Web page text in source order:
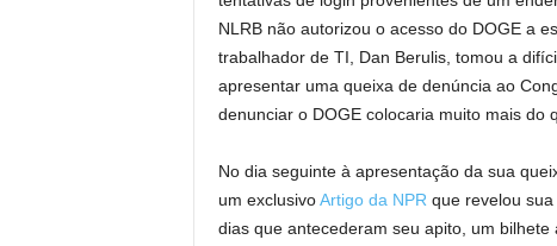
NLRB não autorizou o acesso do DOGE a
trabalhador de TI, Dan Berulis, tomou a
apresentar uma queixa de denúncia ao
denunciar o DOGE colocaria muito mais do
No dia seguinte à apresentação da sua
um exclusivoArtigo da NPRque revelou sua
dias que antecederam seu apito, um